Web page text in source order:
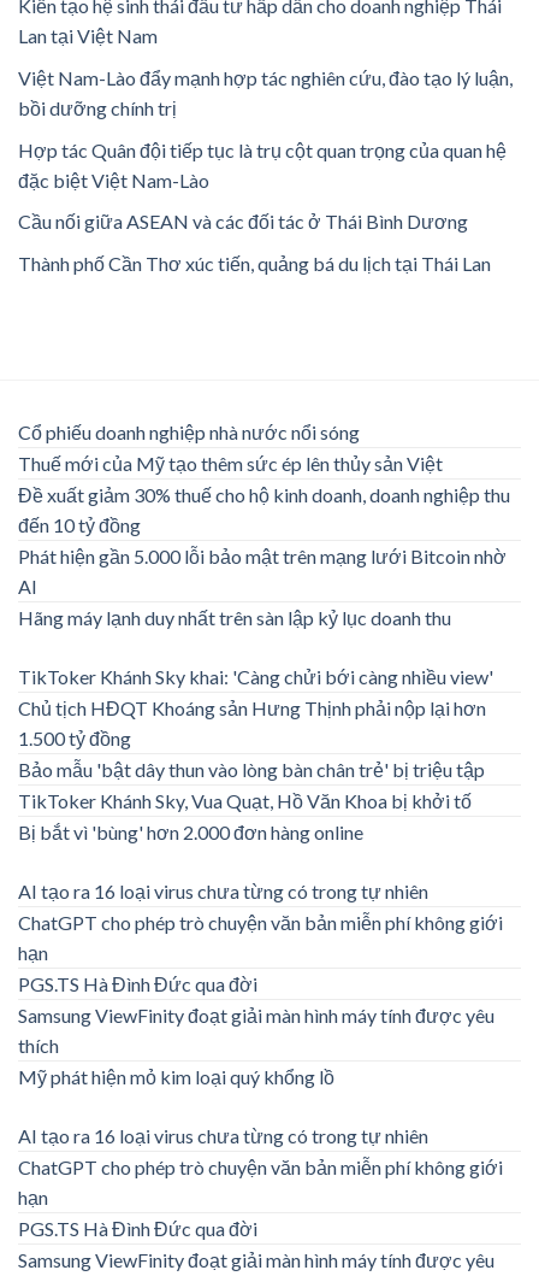
Kiến tạo hệ sinh thái đầu tư hấp dẫn cho doanh nghiệp Thái
Lan tại Việt Nam
Việt Nam-Lào đẩy mạnh hợp tác nghiên cứu, đào tạo lý luận,
bồi dưỡng chính trị
Hợp tác Quân đội tiếp tục là trụ cột quan trọng của quan hệ
đặc biệt Việt Nam-Lào
Cầu nối giữa ASEAN và các đối tác ở Thái Bình Dương
Thành phố Cần Thơ xúc tiến, quảng bá du lịch tại Thái Lan
Cổ phiếu doanh nghiệp nhà nước nổi sóng
Thuế mới của Mỹ tạo thêm sức ép lên thủy sản Việt
Đề xuất giảm 30% thuế cho hộ kinh doanh, doanh nghiệp thu
đến 10 tỷ đồng
Phát hiện gần 5.000 lỗi bảo mật trên mạng lưới Bitcoin nhờ
AI
Hãng máy lạnh duy nhất trên sàn lập kỷ lục doanh thu
TikToker Khánh Sky khai: 'Càng chửi bới càng nhiều view'
Chủ tịch HĐQT Khoáng sản Hưng Thịnh phải nộp lại hơn
1.500 tỷ đồng
Bảo mẫu 'bật dây thun vào lòng bàn chân trẻ' bị triệu tập
TikToker Khánh Sky, Vua Quạt, Hồ Văn Khoa bị khởi tố
Bị bắt vì 'bùng' hơn 2.000 đơn hàng online
AI tạo ra 16 loại virus chưa từng có trong tự nhiên
ChatGPT cho phép trò chuyện văn bản miễn phí không giới
hạn
PGS.TS Hà Đình Đức qua đời
Samsung ViewFinity đoạt giải màn hình máy tính được yêu
thích
Mỹ phát hiện mỏ kim loại quý khổng lồ
AI tạo ra 16 loại virus chưa từng có trong tự nhiên
ChatGPT cho phép trò chuyện văn bản miễn phí không giới
hạn
PGS.TS Hà Đình Đức qua đời
Samsung ViewFinity đoạt giải màn hình máy tính được yêu